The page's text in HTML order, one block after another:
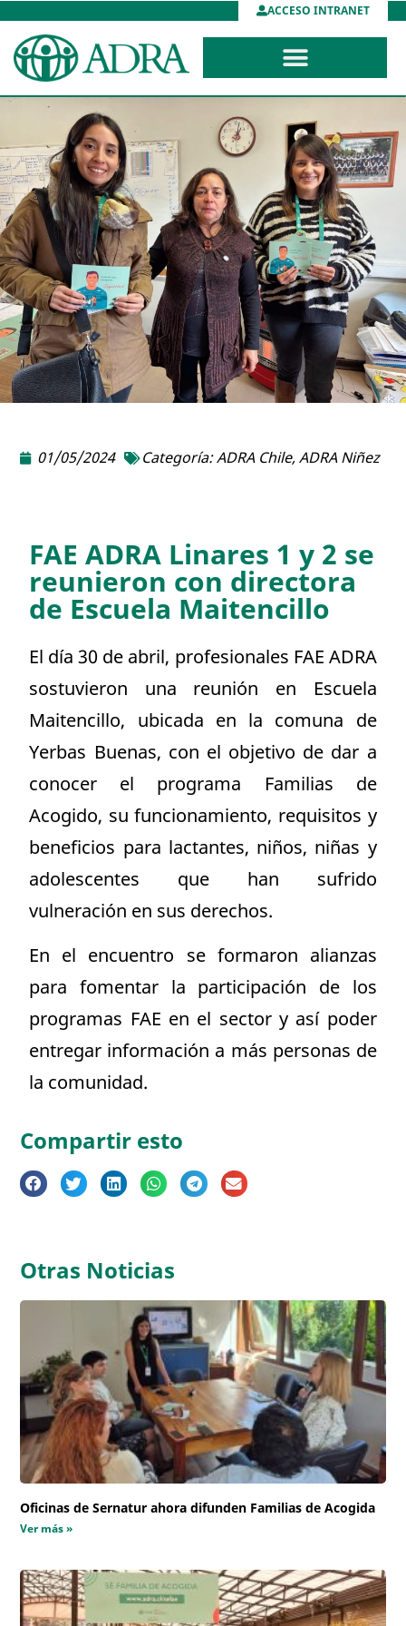
ACCESO INTRANET
01/05/2024 Categoría:ADRA Chile,ADRA Niñez
FAE ADRA Linares 1 y 2 se
reunieron con directora
de Escuela Maitencillo
El día 30 de abril, profesionales FAE ADRA
sostuvieron una reunión en Escuela
Maitencillo, ubicada en la comuna de
Yerbas Buenas, con el objetivo de dar a
conocer el programa Familias de
Acogido, su funcionamiento, requisitos y
beneficios para lactantes, niños, niñas y
adolescentes que han sufrido
vulneración en sus derechos.
En el encuentro se formaron alianzas
para fomentar la participación de los
programas FAE en el sector y así poder
entregar información a más personas de
la comunidad.
Compartir esto
Otras Noticias
Oficinas de Sernatur ahora difunden Familias de Acogida
Ver más »